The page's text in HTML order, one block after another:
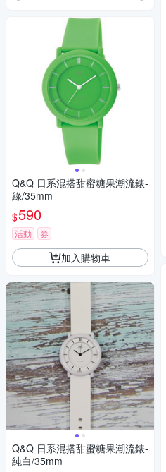
Q&Q 日系混搭甜蜜糖果潮流錶-
綠/35mm
$590
活動 券
加入購物車
Q&Q 日系混搭甜蜜糖果潮流錶-
純白/35mm